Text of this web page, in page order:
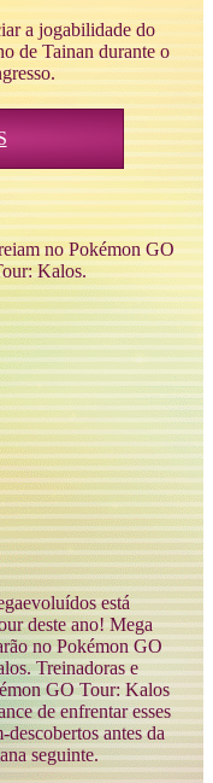
a jogabilidade do
de Tainan durante o
no Pokémon GO
Kalos.
está
deste ano! Mega
no Pokémon GO
Treinadoras e
GO Tour: Kalos
de enfrentar esses
antes da
seguinte.